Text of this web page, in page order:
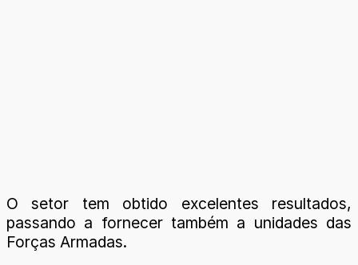
O setor tem obtido excelentes resultados,
passando a fornecer também a unidades das
Forças Armadas.